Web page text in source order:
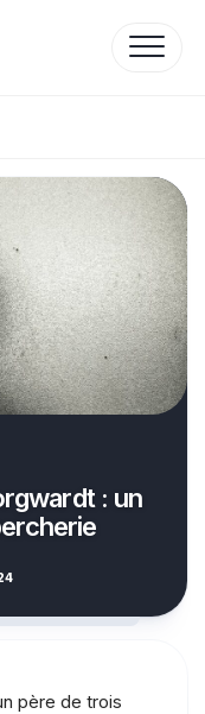
: un
père de trois